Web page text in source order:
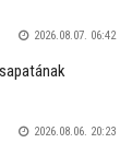
2026.08.07. 06:42
2026.08.06. 20:23